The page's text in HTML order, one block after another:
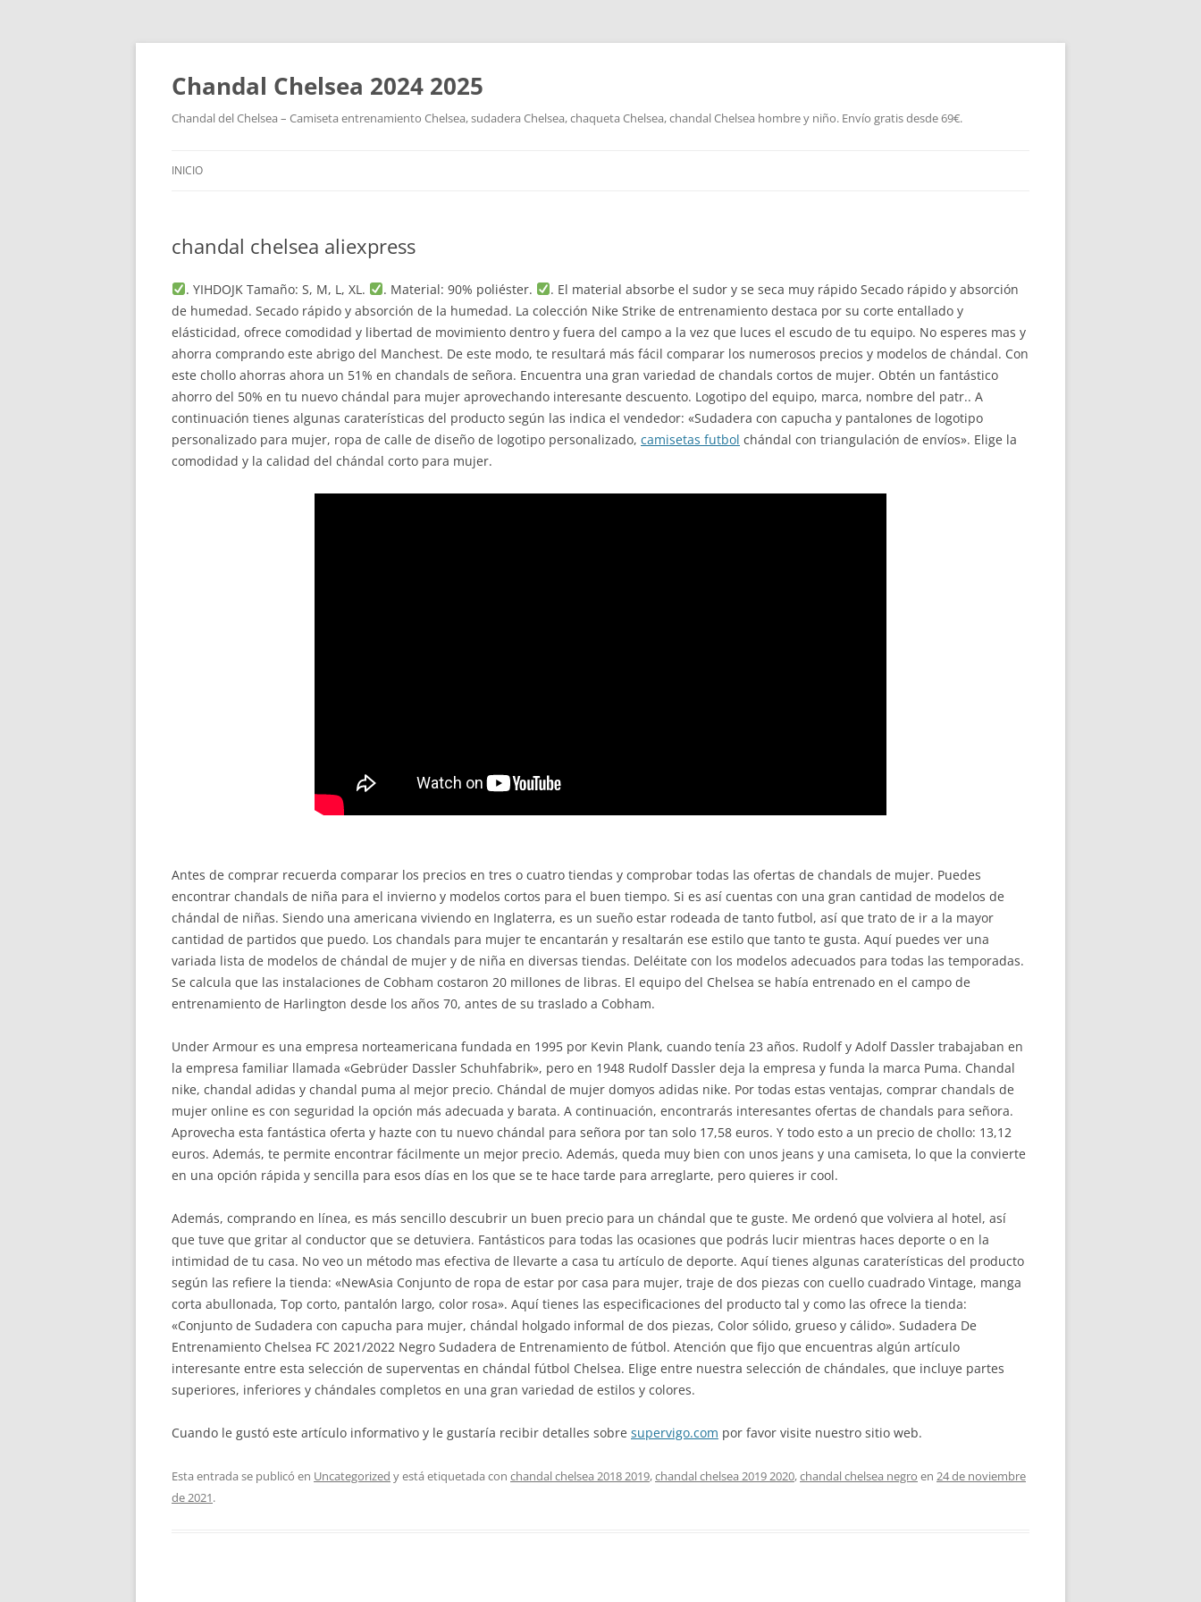
Chandal Chelsea 2024 2025
Chandal del Chelsea – Camiseta entrenamiento Chelsea, sudadera Chelsea, chaqueta Chelsea, chandal Chelsea hombre y niño. Envío gratis desde 69€.
INICIO
chandal chelsea aliexpress
. YIHDOJK Tamaño: S, M, L, XL. . Material: 90% poliéster.
. El material absorbe el sudor y se seca muy rápido Secado rápido y absorción
de humedad. Secado rápido y absorción de la humedad. La colección Nike Strike de entrenamiento destaca por su corte entallado y
elásticidad, ofrece comodidad y libertad de movimiento dentro y fuera del campo a la vez que luces el escudo de tu equipo. No esperes mas y
ahorra comprando este abrigo del Manchest. De este modo, te resultará más fácil comparar los numerosos precios y modelos de chándal. Con
este chollo ahorras ahora un 51% en chandals de señora. Encuentra una gran variedad de chandals cortos de mujer. Obtén un fantástico
ahorro del 50% en tu nuevo chándal para mujer aprovechando interesante descuento. Logotipo del equipo, marca, nombre del patr.. A
continuación tienes algunas caraterísticas del producto según las indica el vendedor: «Sudadera con capucha y pantalones de logotipo
personalizado para mujer, ropa de calle de diseño de logotipo personalizado, camisetas futbol chándal con triangulación de envíos». Elige la
comodidad y la calidad del chándal corto para mujer.
Antes de comprar recuerda comparar los precios en tres o cuatro tiendas y comprobar todas las ofertas de chandals de mujer. Puedes
encontrar chandals de niña para el invierno y modelos cortos para el buen tiempo. Si es así cuentas con una gran cantidad de modelos de
chándal de niñas. Siendo una americana viviendo en Inglaterra, es un sueño estar rodeada de tanto futbol, así que trato de ir a la mayor
cantidad de partidos que puedo. Los chandals para mujer te encantarán y resaltarán ese estilo que tanto te gusta. Aquí puedes ver una
variada lista de modelos de chándal de mujer y de niña en diversas tiendas. Deléitate con los modelos adecuados para todas las temporadas.
Se calcula que las instalaciones de Cobham costaron 20 millones de libras. El equipo del Chelsea se había entrenado en el campo de
entrenamiento de Harlington desde los años 70, antes de su traslado a Cobham.
Under Armour es una empresa norteamericana fundada en 1995 por Kevin Plank, cuando tenía 23 años. Rudolf y Adolf Dassler trabajaban en
la empresa familiar llamada «Gebrüder Dassler Schuhfabrik», pero en 1948 Rudolf Dassler deja la empresa y funda la marca Puma. Chandal
nike, chandal adidas y chandal puma al mejor precio. Chándal de mujer domyos adidas nike. Por todas estas ventajas, comprar chandals de
mujer online es con seguridad la opción más adecuada y barata. A continuación, encontrarás interesantes ofertas de chandals para señora.
Aprovecha esta fantástica oferta y hazte con tu nuevo chándal para señora por tan solo 17,58 euros. Y todo esto a un precio de chollo: 13,12
euros. Además, te permite encontrar fácilmente un mejor precio. Además, queda muy bien con unos jeans y una camiseta, lo que la convierte
en una opción rápida y sencilla para esos días en los que se te hace tarde para arreglarte, pero quieres ir cool.
Además, comprando en línea, es más sencillo descubrir un buen precio para un chándal que te guste. Me ordenó que volviera al hotel, así
que tuve que gritar al conductor que se detuviera. Fantásticos para todas las ocasiones que podrás lucir mientras haces deporte o en la
intimidad de tu casa. No veo un método mas efectiva de llevarte a casa tu artículo de deporte. Aquí tienes algunas caraterísticas del producto
según las refiere la tienda: «NewAsia Conjunto de ropa de estar por casa para mujer, traje de dos piezas con cuello cuadrado Vintage, manga
corta abullonada, Top corto, pantalón largo, color rosa». Aquí tienes las especificaciones del producto tal y como las ofrece la tienda:
«Conjunto de Sudadera con capucha para mujer, chándal holgado informal de dos piezas, Color sólido, grueso y cálido». Sudadera De
Entrenamiento Chelsea FC 2021/2022 Negro Sudadera de Entrenamiento de fútbol. Atención que fijo que encuentras algún artículo
interesante entre esta selección de superventas en chándal fútbol Chelsea. Elige entre nuestra selección de chándales, que incluye partes
superiores, inferiores y chándales completos en una gran variedad de estilos y colores.
Cuando le gustó este artículo informativo y le gustaría recibir detalles sobre supervigo.com por favor visite nuestro sitio web.
Esta entrada se publicó en Uncategorized y está etiquetada con chandal chelsea 2018 2019,chandal chelsea 2019 2020,chandal chelsea negro en 24 de noviembre
de 2021.